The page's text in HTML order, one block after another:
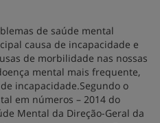
de saúde mental
causa de incapacidade e
de morbilidade nas nossas
mental mais frequente,
incapacidade.Segundo o
em números – 2014 do
Mental da Direção-Geral da